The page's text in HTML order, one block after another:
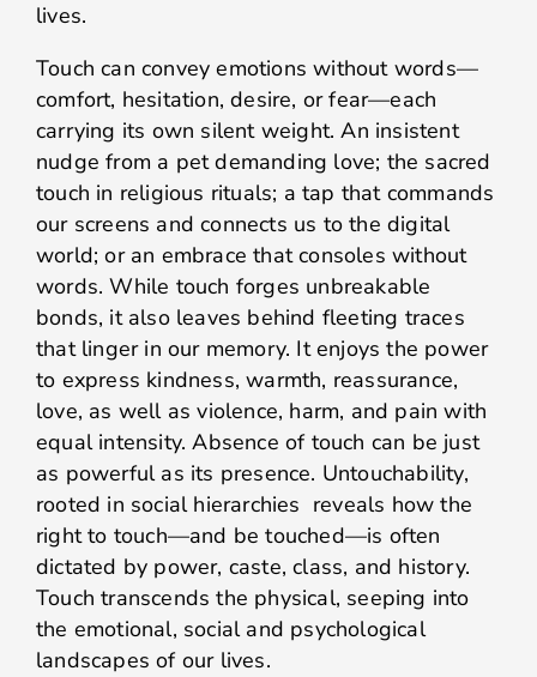
lives.
Touch can convey emotions without words—
comfort, hesitation, desire, or fear—each
carrying its own silent weight. An insistent
nudge from a pet demanding love; the sacred
touch in religious rituals; a tap that commands
our screens and connects us to the digital
world; or an embrace that consoles without
words. While touch forges unbreakable
bonds, it also leaves behind fleeting traces
that linger in our memory. It enjoys the power
to express kindness, warmth, reassurance,
love, as well as violence, harm, and pain with
equal intensity. Absence of touch can be just
as powerful as its presence. Untouchability,
rooted in social hierarchies reveals how the
right to touch—and be touched—is often
dictated by power, caste, class, and history.
Touch transcends the physical, seeping into
the emotional, social and psychological
landscapes of our lives.